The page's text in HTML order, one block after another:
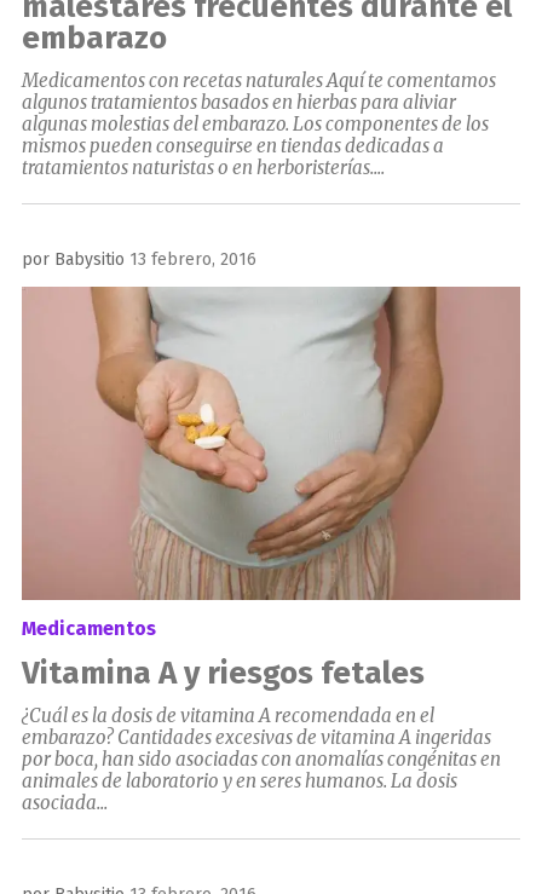
embarazo
Medicamentos con recetas naturales Aquí te comentamos
algunos tratamientos basados en hierbas para aliviar
algunas molestias del embarazo. Los componentes de los
mismos pueden conseguirse en tiendas dedicadas a
tratamientos naturistas o en herboristerías....
por Babysitio Publicado
el
13 febrero, 2016
Medicamentos
Vitamina A y riesgos fetales
¿Cuál es la dosis de vitamina A recomendada en el
embarazo? Cantidades excesivas de vitamina A ingeridas
por boca, han sido asociadas con anomalías congénitas en
animales de laboratorio y en seres humanos. La dosis
asociada...